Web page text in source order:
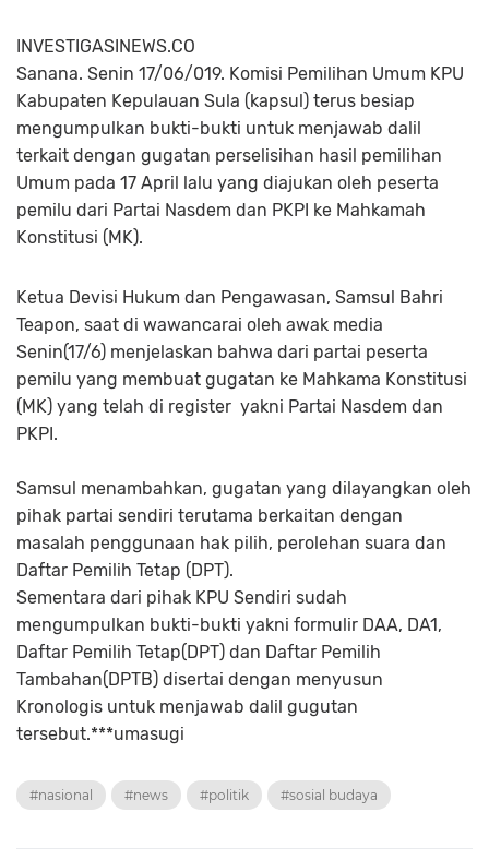
INVESTIGASINEWS.CO
Sanana. Senin 17/06/019. Komisi Pemilihan Umum KPU
Kabupaten Kepulauan Sula (kapsul) terus besiap
mengumpulkan bukti-bukti untuk menjawab dalil
terkait dengan gugatan perselisihan hasil pemilihan
Umum pada 17 April lalu yang diajukan oleh peserta
pemilu dari Partai Nasdem dan PKPI ke Mahkamah
Konstitusi (MK).
Ketua Devisi Hukum dan Pengawasan, Samsul Bahri
Teapon, saat di wawancarai oleh awak media
Senin(17/6) menjelaskan bahwa dari partai peserta
pemilu yang membuat gugatan ke Mahkama Konstitusi
(MK) yang telah di register yakni Partai Nasdem dan
PKPI.
Samsul menambahkan, gugatan yang dilayangkan oleh
pihak partai sendiri terutama berkaitan dengan
masalah penggunaan hak pilih, perolehan suara dan
Daftar Pemilih Tetap (DPT).
Sementara dari pihak KPU Sendiri sudah
mengumpulkan bukti-bukti yakni formulir DAA, DA1,
Daftar Pemilih Tetap(DPT) dan Daftar Pemilih
Tambahan(DPTB) disertai dengan menyusun
Kronologis untuk menjawab dalil gugutan
tersebut.***umasugi
#nasional #news #politik #sosial budaya